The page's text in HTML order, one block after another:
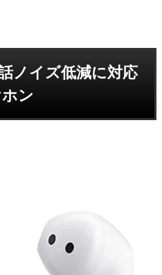
ノイズ低減に対応
ン